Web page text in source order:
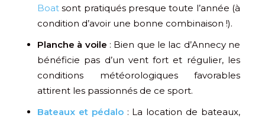
Boat sont pratiqués presque toute l’année (à
condition d’avoir une bonne combinaison !).
Planche à voile : Bien que le lac d’Annecy ne
bénéficie pas d’un vent fort et régulier, les
conditions météorologiques favorables
attirent les passionnés de ce sport.
Bateaux et pédalo : La location de bateaux,